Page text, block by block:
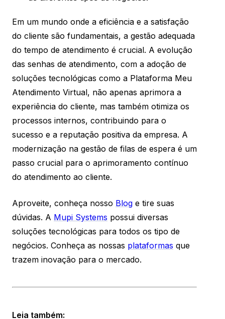
Em um mundo onde a eficiência e a satisfação
do cliente são fundamentais, a gestão adequada
do tempo de atendimento é crucial. A evolução
das senhas de atendimento, com a adoção de
soluções tecnológicas como a Plataforma Meu
Atendimento Virtual, não apenas aprimora a
experiência do cliente, mas também otimiza os
processos internos, contribuindo para o
sucesso e a reputação positiva da empresa. A
modernização na gestão de filas de espera é um
passo crucial para o aprimoramento contínuo
do atendimento ao cliente.
Aproveite, conheça nosso Blog e tire suas
dúvidas. A Mupi Systems possui diversas
soluções tecnológicas para todos os tipo de
negócios. Conheça as nossas plataformas que
trazem inovação para o mercado.
Leia também: